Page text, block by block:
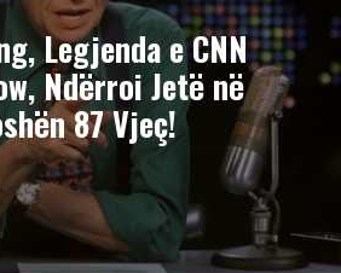
Legjenda e CNN
Ndërroi Jetë në
87 Vjeç!